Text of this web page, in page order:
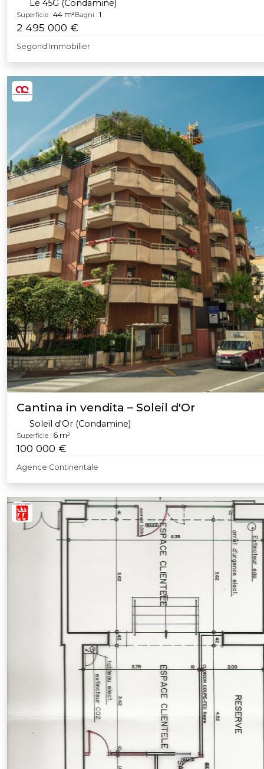
Le 45G (Condamine)
Superficie : 44 m²Bagni : 1
2 495 000 €
Segond Immobilier
Cantina in vendita – Soleil d'Or
Soleil d'Or (Condamine)
Superficie : 6 m²
100 000 €
Agence Continentale